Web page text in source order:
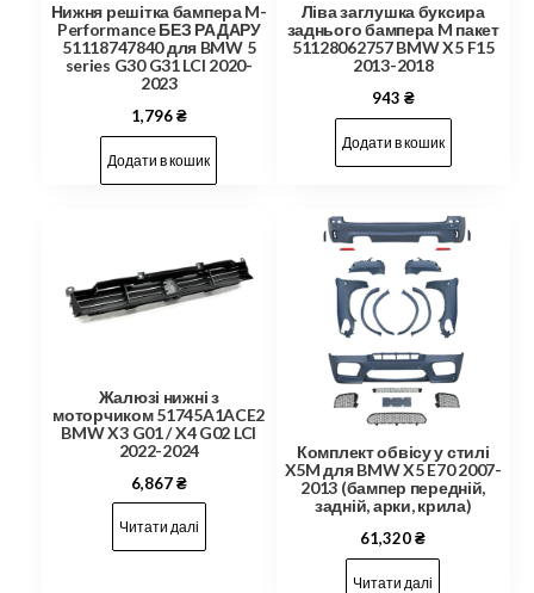
Нижня решітка бампера M-
Performance БЕЗ РАДАРУ
51118747840 для BMW 5
series G30 G31 LCI 2020-
2023
1,796₴
Додати в кошик
Ліва заглушка буксира
заднього бампера M пакет
51128062757 BMW X5 F15
2013-2018
943 ₴
Додати в кошик
Жалюзі нижні з
моторчиком 51745A1ACE2
BMW X3 G01 / X4 G02 LCI
2022-2024
6,867₴
Читати далі
Комплект обвісу у стилі
X5M для BMW X5 E70 2007-
2013 (бампер передній,
задній, арки, крила)
61,320₴
Читати далі